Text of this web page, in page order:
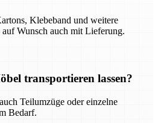
Klebeband und weitere
Wunsch auch mit Lieferung.
transportieren lassen?
Teilumzüge oder einzelne
Bedarf.